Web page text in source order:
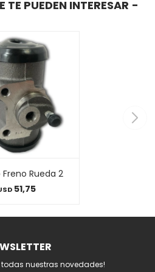
TE PUEDEN INTERESAR
Rueda 2
51,75
todas nuestras novedades!